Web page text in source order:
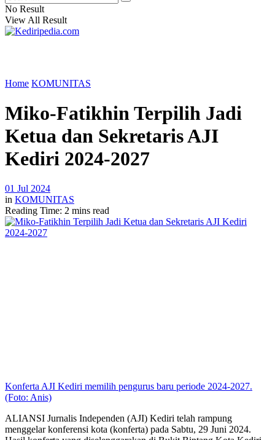
No Result
View All Result
Home KOMUNITAS
Miko-Fatikhin Terpilih Jadi
Ketua dan Sekretaris AJI
Kediri 2024-2027
01 Jul 2024
in KOMUNITAS
Reading Time: 2 mins read
Konferta AJI Kediri memilih pengurus baru periode 2024-2027.
(Foto: Anis)
ALIANSI Jurnalis Independen (AJI) Kediri telah rampung
menggelar konferensi kota (konferta) pada Sabtu, 29 Juni 2024.